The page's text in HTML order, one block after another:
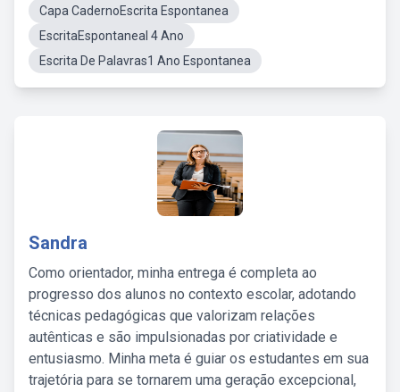
Capa CadernoEscrita Espontanea
EscritaEspontaneal 4 Ano
Escrita De Palavras1 Ano Espontanea
Sandra
Como orientador, minha entrega é completa ao
progresso dos alunos no contexto escolar, adotando
técnicas pedagógicas que valorizam relações
autênticas e são impulsionadas por criatividade e
entusiasmo. Minha meta é guiar os estudantes em sua
trajetória para se tornarem uma geração excepcional,